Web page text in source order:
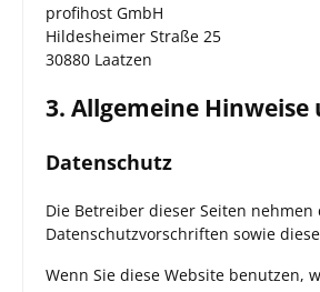
profihost GmbH
Hildesheimer Straße 25
30880 Laatzen
3. Allgemeine
Datenschutz
Die Betreiber dieser Seiten
Datenschutzvorschriften sowie
Wenn Sie diese Website benutzen,